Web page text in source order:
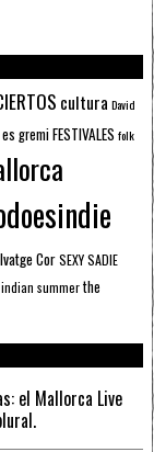
cultura David
es gremiFESTIVALES folk
CorSEXY SADIE
summerthe
el Mallorca Live